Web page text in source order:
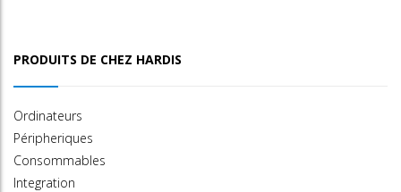
PRODUITS DE CHEZ HARDIS
Ordinateurs
Péripheriques
Consommables
Integration